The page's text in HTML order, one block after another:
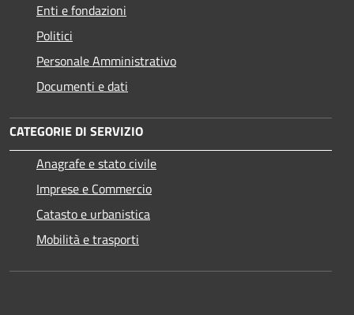
Enti e fondazioni
Politici
Personale Amministrativo
Documenti e dati
CATEGORIE DI SERVIZIO
Anagrafe e stato civile
Imprese e Commercio
Catasto e urbanistica
Mobilità e trasporti